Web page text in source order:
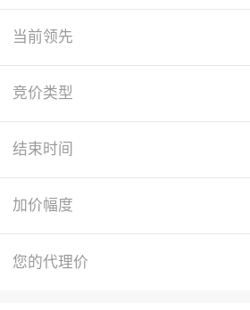
当前领先
竞价类型
结束时间
加价幅度
您的代理价